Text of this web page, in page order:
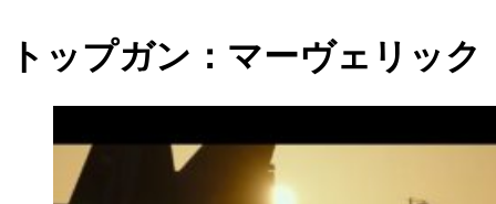
トップガン：マーヴェリック